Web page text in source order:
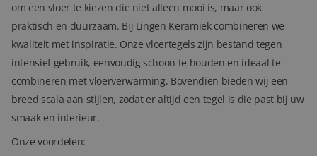
om een vloer te kiezen die niet alleen mooi is, maar ook
praktisch en duurzaam. Bij Lingen Keramiek combineren we
kwaliteit met inspiratie. Onze vloertegels zijn bestand tegen
intensief gebruik, eenvoudig schoon te houden en ideaal te
combineren met vloerverwarming. Bovendien bieden wij een
breed scala aan stijlen, zodat er altijd een tegel is die past bij uw
smaak en interieur.
Onze voordelen: